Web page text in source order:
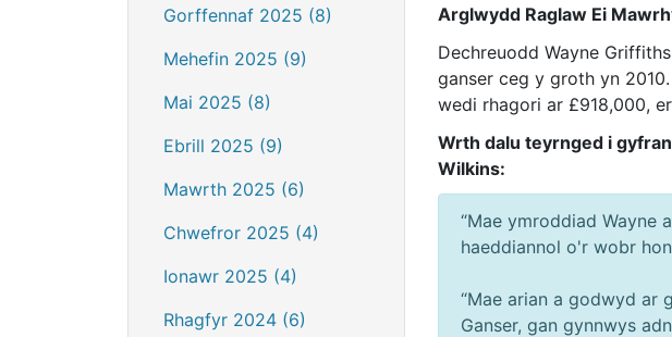
Gorffennaf 2025 (8)
Mehefin 2025 (9)
Mai 2025 (8)
Ebrill 2025 (9)
Mawrth 2025 (6)
Chwefror 2025 (4)
Ionawr 2025 (4)
Rhagfyr 2024 (6)
Arglwydd Raglaw Ei
Dechreuodd Wayne
ganser ceg y groth yn
wedi rhagori ar £918,000,
Wrth dalu teyrnged i
Wilkins:
“Mae ymroddiad Wayne
haeddiannol o'r wobr
“Mae arian a godwyd ar
Ganser, gan gynnwys